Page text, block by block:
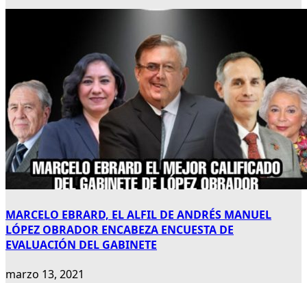
MARCELO EBRARD, EL ALFIL DE ANDRÉS MANUEL
LÓPEZ OBRADOR ENCABEZA ENCUESTA DE
EVALUACIÓN DEL GABINETE
marzo 13, 2021